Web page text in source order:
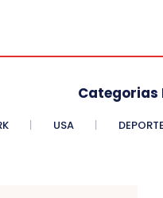
Categorias
USA